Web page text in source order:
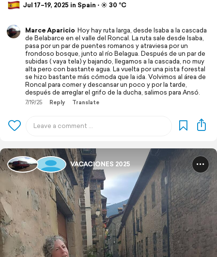
Jul 17–19, 2025 in Spain ⋅ ☀️ 30 °C
Marce Aparicio Hoy hay ruta larga, desde Isaba a la cascada
de Belabarce en el valle del Roncal. La ruta sale desde Isaba,
pasa por un par de puentes romanos y atraviesa por un
frondoso bosque, junto al río Belagua. Después de un par de
subidas ( vaya tela) y bajando, llegamos a la cascada, no muy
alta pero con bastante agua. La vuelta por una pista forestal
se hizo bastante más cómoda que la ida. Volvimos al área de
Roncal para comer y descansar un poco y por la tarde,
después de arreglar el grifo de la ducha, salimos para Ansó.
7/19/25 Reply Translate
VACACIONES 2025